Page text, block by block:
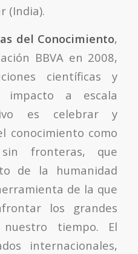
(India).
del Conocimiento,
BBVA en 2008,
científicas y
a escala
es celebrar y
conocimiento como
fronteras, que
de la humanidad
de la que
los grandes
tiempo. El
internacionales,